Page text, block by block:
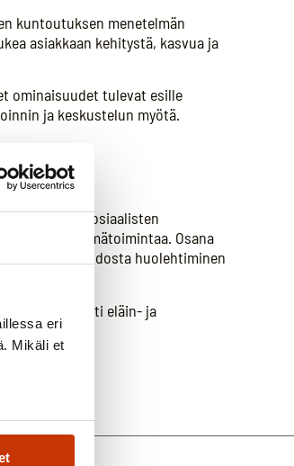
eri
Mikäli et
kuntoutuksen menetelmän
asiakkaan kehitystä, kasvua ja
ominaisuudet tulevat esille
ja keskustelun myötä.
sosiaalisten
yksilö- ja ryhmätoimintaa. Osana
yhteydenpidosta huolehtiminen
eläin- ja